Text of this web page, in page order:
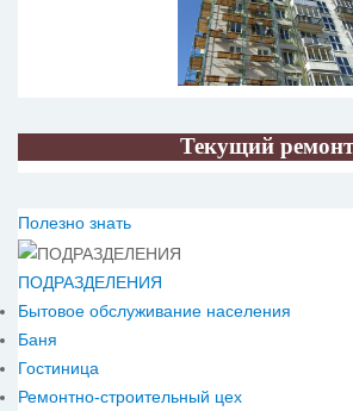
Текущий ремонт
Полезно знать
ПОДРАЗДЕЛЕНИЯ
Бытовое обслуживание населения
Баня
Гостиница
Ремонтно-строительный цех